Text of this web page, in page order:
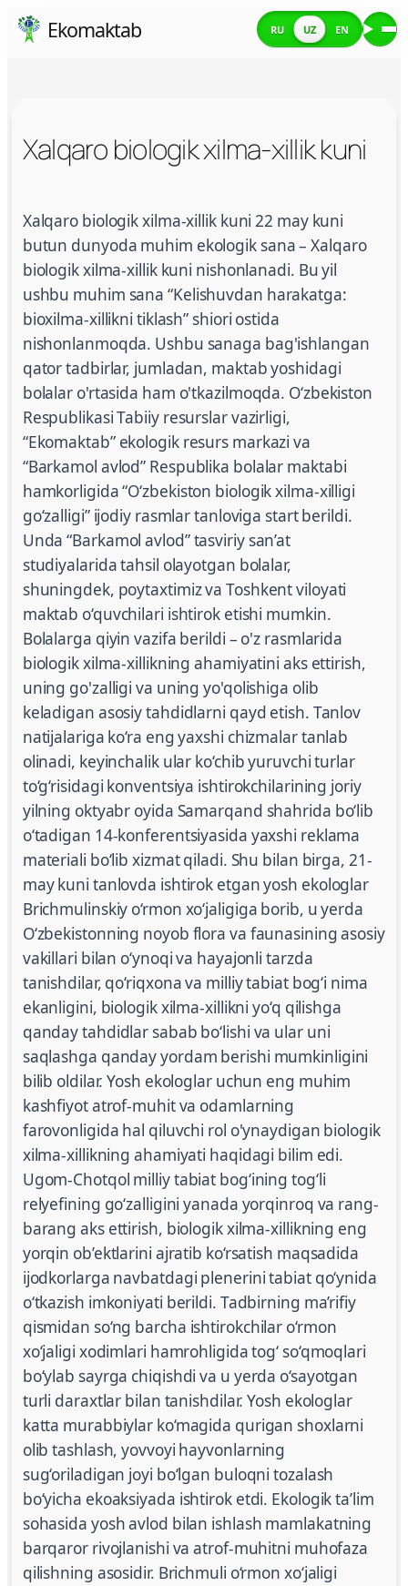
Skip Ekomaktab RU UZ EN
Xalqaro biologik xilma-xillik kuni
Xalqaro biologik xilma-xillik kuni 22 may kuni
butun dunyoda muhim ekologik sana – Xalqaro
biologik xilma-xillik kuni nishonlanadi. Bu yil
ushbu muhim sana “Kelishuvdan harakatga:
bioxilma-xillikni tiklash” shiori ostida
nishonlanmoqda. Ushbu sanaga bag'ishlangan
qator tadbirlar, jumladan, maktab yoshidagi
bolalar o'rtasida ham o'tkazilmoqda. O‘zbekiston
Respublikasi Tabiiy resurslar vazirligi,
“Ekomaktab” ekologik resurs markazi va
“Barkamol avlod” Respublika bolalar maktabi
hamkorligida “O‘zbekiston biologik xilma-xilligi
go‘zalligi” ijodiy rasmlar tanloviga start berildi.
Unda “Barkamol avlod” tasviriy san’at
studiyalarida tahsil olayotgan bolalar,
shuningdek, poytaxtimiz va Toshkent viloyati
maktab o‘quvchilari ishtirok etishi mumkin.
Bolalarga qiyin vazifa berildi – o'z rasmlarida
biologik xilma-xillikning ahamiyatini aks ettirish,
uning go'zalligi va uning yo'qolishiga olib
keladigan asosiy tahdidlarni qayd etish. Tanlov
natijalariga ko‘ra eng yaxshi chizmalar tanlab
olinadi, keyinchalik ular ko‘chib yuruvchi turlar
to‘g‘risidagi konventsiya ishtirokchilarining joriy
yilning oktyabr oyida Samarqand shahrida bo‘lib
o‘tadigan 14-konferentsiyasida yaxshi reklama
materiali bo‘lib xizmat qiladi. Shu bilan birga, 21-
may kuni tanlovda ishtirok etgan yosh ekologlar
Brichmulinskiy o‘rmon xo‘jaligiga borib, u yerda
O‘zbekistonning noyob flora va faunasining asosiy
vakillari bilan o‘ynoqi va hayajonli tarzda
tanishdilar, qo‘riqxona va milliy tabiat bog‘i nima
ekanligini, biologik xilma-xillikni yo‘q qilishga
qanday tahdidlar sabab bo‘lishi va ular uni
saqlashga qanday yordam berishi mumkinligini
bilib oldilar. Yosh ekologlar uchun eng muhim
kashfiyot atrof-muhit va odamlarning
farovonligida hal qiluvchi rol o'ynaydigan biologik
xilma-xillikning ahamiyati haqidagi bilim edi.
Ugom-Chotqol milliy tabiat bog‘ining tog‘li
relyefining go‘zalligini yanada yorqinroq va rang-
barang aks ettirish, biologik xilma-xillikning eng
yorqin ob’ektlarini ajratib ko‘rsatish maqsadida
ijodkorlarga navbatdagi plenerini tabiat qo‘ynida
o‘tkazish imkoniyati berildi. Tadbirning ma’rifiy
qismidan so‘ng barcha ishtirokchilar o‘rmon
xo‘jaligi xodimlari hamrohligida tog‘ so‘qmoqlari
bo‘ylab sayrga chiqishdi va u yerda o‘sayotgan
turli daraxtlar bilan tanishdilar. Yosh ekologlar
katta murabbiylar ko‘magida qurigan shoxlarni
olib tashlash, yovvoyi hayvonlarning
sug‘oriladigan joyi bo‘lgan buloqni tozalash
bo‘yicha ekoaksiyada ishtirok etdi. Ekologik ta’lim
sohasida yosh avlod bilan ishlash mamlakatning
barqaror rivojlanishi va atrof-muhitni muhofaza
qilishning asosidir. Brichmuli o‘rmon xo‘jaligi